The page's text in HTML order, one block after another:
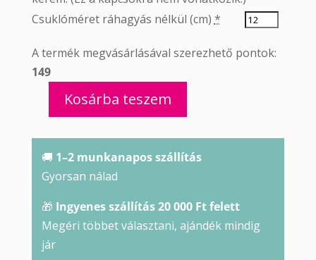
Csuklóméret ráhagyás nélkül (cm) *
A termék megvásárlásával szerezhető pontok:
149
Kosárba teszem
🚚 1–2 munkanapos szállítás
Gyorsan nálad
🎁 Ingyenes szállítás 20 000 Ft felett
Megéri többet választani, ajándék mindig
jár